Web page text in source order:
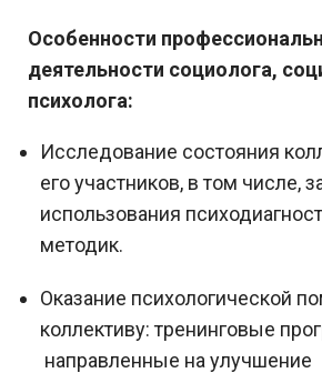
Особенности
деятельности социолога,
психолога:
Исследование состояния
его участников, в том числе,
использования
методик.
Оказание психологической
коллективу: тренинговые
направленные на улучшение